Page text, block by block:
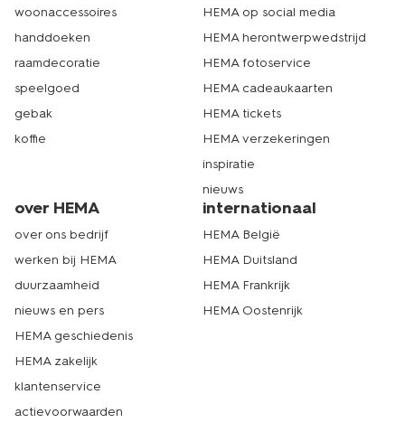
woonaccessoires
handdoeken
raamdecoratie
speelgoed
gebak
koffie
HEMA op social media
HEMA herontwerpwedstrijd
HEMA fotoservice
HEMA cadeaukaarten
HEMA tickets
HEMA verzekeringen
inspiratie
nieuws
over HEMA
over ons bedrijf
werken bij HEMA
duurzaamheid
nieuws en pers
HEMA geschiedenis
HEMA zakelijk
klantenservice
actievoorwaarden
internationaal
HEMA België
HEMA Duitsland
HEMA Frankrijk
HEMA Oostenrijk